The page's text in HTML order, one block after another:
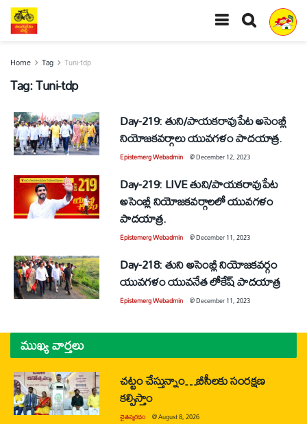
Home Tag Tuni-tdp
Tag:Tuni-tdp
Day-219: తుని/పాయకరావుపేట అసెంబ్లీ
నియోజకవర్గాలు యువగళం పాదయాత్ర.
Epistemerg Webadmin @December 12, 2023
Day-219: LIVE తుని/పాయకరావుపేట
అసెంబ్లీ నియోజకవర్గాలలో యువగళం
పాదయాత్ర.
Epistemerg Webadmin @December 11, 2023
Day-218: తుని అసెంబ్లీ నియోజకవర్గం
యువగళం యువనేత లోకేష్ పాదయాత్ర
Epistemerg Webadmin @December 11, 2023
ముఖ్య వార్తలు
చట్టం చేస్తున్నాం…బీసీలకు సంరక్షణ
కల్పిస్తాం
చైతన్యరధం @August 8, 2026